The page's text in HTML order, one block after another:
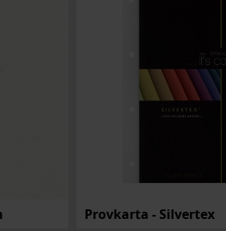
Provkarta - Silvertex